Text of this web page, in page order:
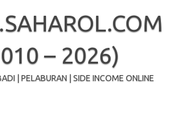
– 2026)
| PELABURAN | SIDE INCOME ONLINE